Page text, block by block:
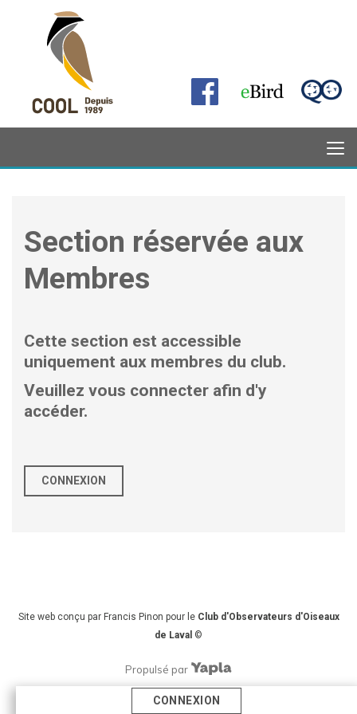
CONNEXION
Section réservée aux
Membres
Cette section est accessible
uniquement aux membres du club.
Veuillez vous connecter afin d'y
accéder.
CONNEXION
Site web conçu par Francis Pinon pour le Club d'Observateurs d'Oiseaux
de Laval ©
Propulsé par